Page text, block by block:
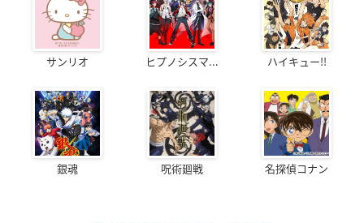
サンリオ ヒプノシスマ... ハイキュー!!
銀魂 呪術廻戦 名探偵コナン